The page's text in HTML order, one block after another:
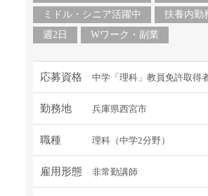
ミドル・シニア活躍中
扶養内勤
週2日
Wワーク・副業
応募資格 中学「理科」教員免許取得
勤務地 兵庫県西宮市
職種 理科（中学2分野）
雇用形態 非常勤講師